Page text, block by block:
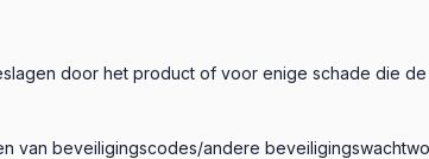
door het product of voor enige schade die
van beveiligingscodes/andere